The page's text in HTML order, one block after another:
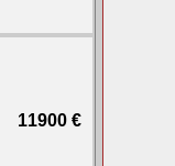
11900 €